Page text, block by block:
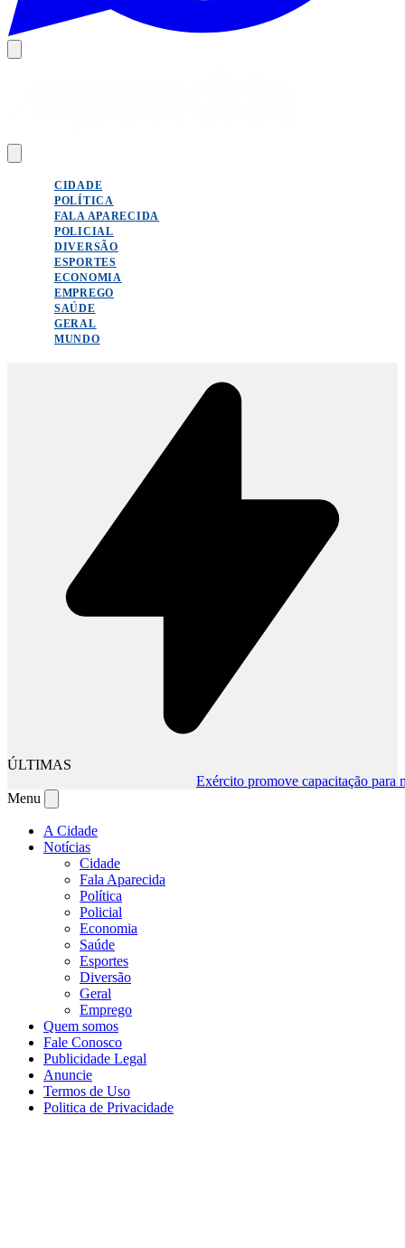
CIDADE
POLÍTICA
FALA APARECIDA
POLICIAL
DIVERSÃO
ESPORTES
ECONOMIA
EMPREGO
SAÚDE
GERAL
MUNDO
ÚLTIMAS
Exército promove capacitação para
Menu
A Cidade
Notícias
Cidade
Fala Aparecida
Política
Policial
Economia
Saúde
Esportes
Diversão
Geral
Emprego
Quem somos
Fale Conosco
Publicidade Legal
Anuncie
Termos de Uso
Politica de Privacidade